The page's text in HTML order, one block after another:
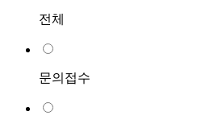
전체
문의접수